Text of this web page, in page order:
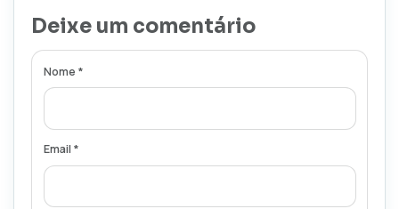
Deixe um comentário
Nome *
Email *